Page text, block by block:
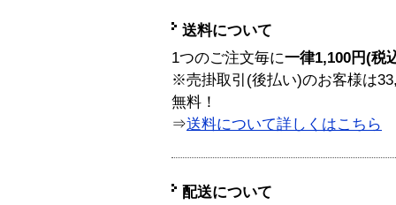
送料について
1つのご注文毎に一律1,100円(税
※売掛取引(後払い)のお客様は
無料！
⇒送料について詳しくはこちら
配送について